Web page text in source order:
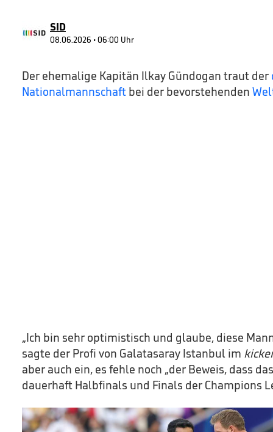
SID
08.06.2026 • 06:00 Uhr
Der ehemalige Kapitän Ilkay Gündogan traut der
Nationalmannschaft bei der bevorstehenden
„Ich bin sehr optimistisch und glaube, diese
sagte der Profi von Galatasaray Istanbul im
aber auch ein, es fehle noch „der Beweis, dass
dauerhaft Halbfinals und Finals der Champions